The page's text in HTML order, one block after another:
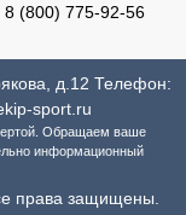
8 (800) 775-92-56
д.12 Телефон:
sport.ru
Обращаем ваше
информационный
права защищены.